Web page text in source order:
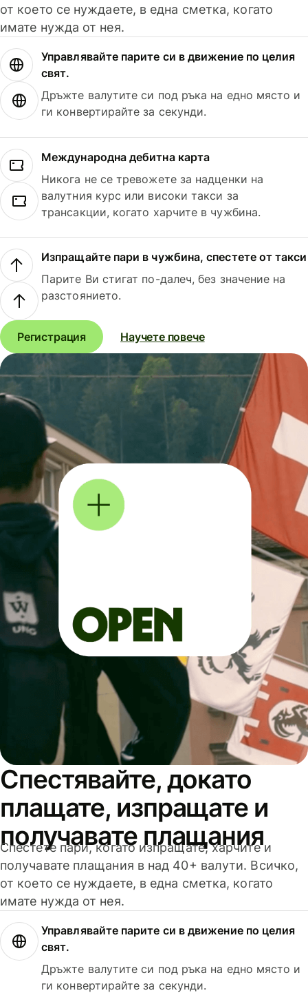
от което се нуждаете, в една сметка, когато
имате нужда от нея.
Управлявайте парите си в движение по целия
свят.
Дръжте валутите си под ръка на едно място и
ги конвертирайте за секунди.
Международна дебитна карта
Никога не се тревожете за надценки на
валутния курс или високи такси за
трансакции, когато харчите в чужбина.
Изпращайте пари в чужбина, спестете от такси
Парите Ви стигат по-далеч, без значение на
разстоянието.
Регистрация Научете повече
Спестявайте, докато
плащате, изпращате и
получавате плащания
Спестете пари, когато изпращате, харчите и
получавате плащания в над 40+ валути. Всичко,
от което се нуждаете, в една сметка, когато
имате нужда от нея.
Управлявайте парите си в движение по целия
свят.
Дръжте валутите си под ръка на едно място и
ги конвертирайте за секунди.